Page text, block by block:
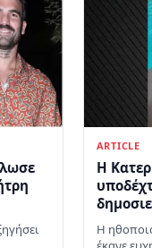
ARTICLE
Η
τις
Η